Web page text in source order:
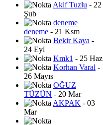
Akif Tuzlu - 22
Şub
deneme
deneme - 21 Ksm
Bekir Kaya -
24 Eyl
Kmk1 - 25 Haz
Korhan Varal -
26 Mayıs
OĞUZ
TÜZÜN - 20 Mar
AKPAK - 03
Mar